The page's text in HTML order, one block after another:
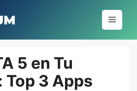
Menu
5 en Tu
Top 3 Apps